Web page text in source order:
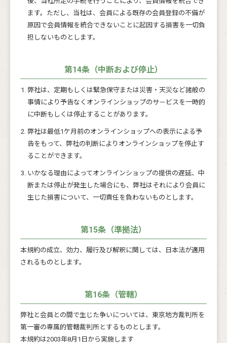
ます。ただし、当社は、会員による既存の会員登録の不備が
原因で会員情報を統合できないことに起因する損害を一切負
担しないものとします。
第14条（中断および停止）
弊社は、定期もしくは緊急保守または災害・天災など諸般の
事情により予告なくオンラインショップのサ－ビスを一時的
に中断もしくは停止することがあります。
弊社は最低1ケ月前のオンラインショップへの表示による予
告をもって、弊社の判断によりオンラインショップを停止す
ることができます。
いかなる理由によってオンラインショップの提供の遅延、中
断または停止が発生した場合にも、弊社はそれにより会員に
生じた損害について、一切責任を負わないものとします。
第15条（準拠法）
本規約の成立、効力、履行及び解釈に関しては、日本法が適用
されるものとします。
第16条（管轄）
弊社と会員との間で生じた争いについては、東京地方裁判所を
第一審の専属的管轄裁判所とするものとします。
本規約は2003年8月1日から実施します